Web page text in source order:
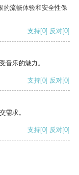
的流畅体验和安全性保
支持[0] 反对[0]
音乐的魅力。
支持[0] 反对[0]
需求。
支持[0] 反对[0]